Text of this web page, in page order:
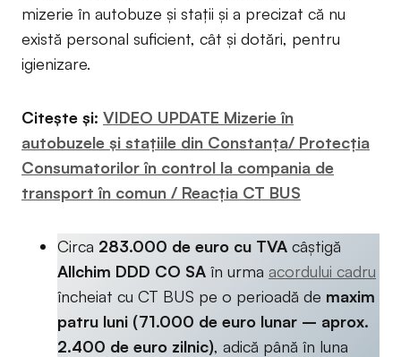
mizerie în autobuze și stații și a precizat că nu
există personal suficient, cât și dotări, pentru
igienizare.
Citește și: VIDEO UPDATE Mizerie în
autobuzele și stațiile din Constanța/ Protecția
Consumatorilor în control la compania de
transport în comun / Reacția CT BUS
Circa 283.000 de euro cu TVA câștigă
Allchim DDD CO SA în urma acordului cadru
încheiat cu CT BUS pe o perioadă de maxim
patru luni (71.000 de euro lunar – aprox.
2.400 de euro zilnic), adică până în luna